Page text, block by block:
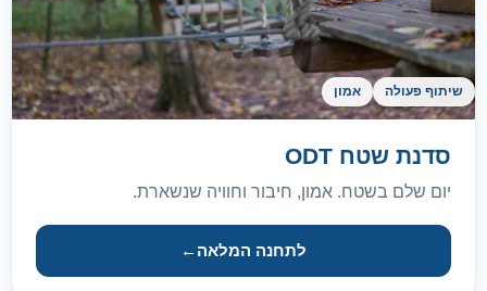
שיתוף פעולה אמון
סדנת שטח ODT
יום שלם בשטח. אמון, חיבור וחוויה שנשארת.
לתחנה המלאה ←